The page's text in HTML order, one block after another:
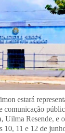
estará
comunicação
Uilma Resende, e
10, 11 e 12 de